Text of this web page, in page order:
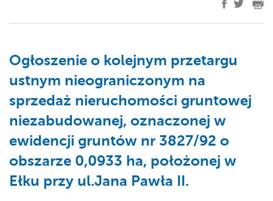
Ogłoszenie o kolejnym przetargu
ustnym nieograniczonym na
sprzedaż nieruchomości gruntowej
niezabudowanej, oznaczonej w
ewidencji gruntów nr 3827/92 o
obszarze 0,0933 ha, położonej w
Ełku przy ul.Jana Pawła II.